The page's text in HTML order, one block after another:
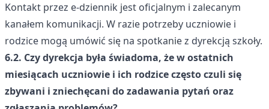
Kontakt przez e-dziennik jest oficjalnym i zalecanym
kanałem komunikacji. W razie potrzeby uczniowie i
rodzice mogą umówić się na spotkanie z dyrekcją szkoły.
6.2. Czy dyrekcja była świadoma, że w ostatnich
miesiącach uczniowie i ich rodzice często czuli się
zbywani i zniechęcani do zadawania pytań oraz